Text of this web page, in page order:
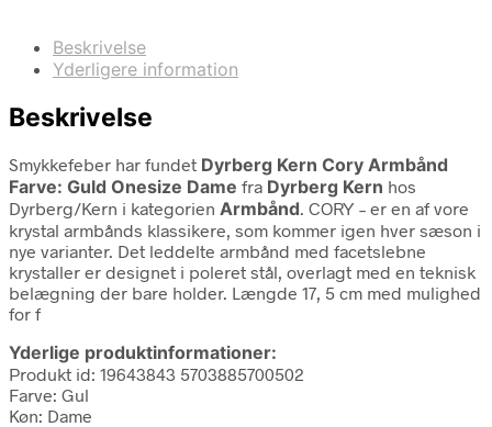
Beskrivelse
Yderligere information
Beskrivelse
Smykkefeber har fundet Dyrberg Kern Cory Armbånd
Farve: Guld Onesize Dame fra Dyrberg Kern hos
Dyrberg/Kern i kategorien Armbånd. CORY – er en af vore
krystal armbånds klassikere, som kommer igen hver sæson i
nye varianter. Det leddelte armbånd med facetslebne
krystaller er designet i poleret stål, overlagt med en teknisk
belægning der bare holder. Længde 17, 5 cm med mulighed
for f
Yderlige produktinformationer:
Produkt id: 19643843 5703885700502
Farve: Gul
Køn: Dame